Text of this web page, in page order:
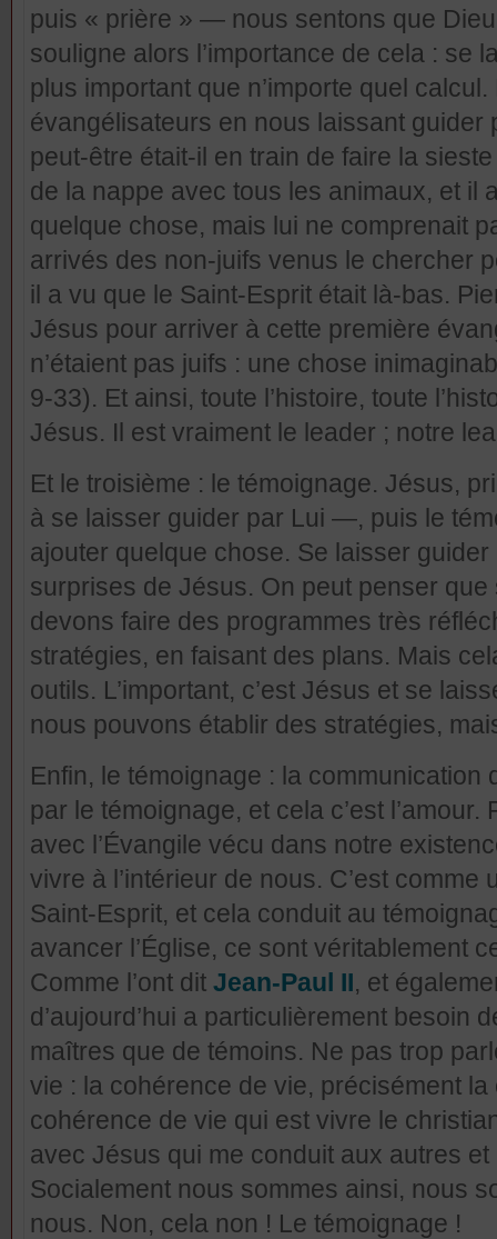
puis « prière » — nous sentons que
souligne alors l’importance de cela : se
plus important que n’importe quel
évangélisateurs en nous laissant guider
peut-être était-il en train de faire la
de la nappe avec tous les animaux, et il
quelque chose, mais lui ne comprenait
arrivés des non-juifs venus le chercher
il a vu que le Saint-Esprit était là-bas.
Jésus pour arriver à cette première
n’étaient pas juifs : une chose
9-33). Et ainsi, toute l’histoire, toute
Jésus. Il est vraiment le leader ; notre
Et le troisième : le témoignage. Jésus,
à se laisser guider par Lui —, puis le
ajouter quelque chose. Se laisser
surprises de Jésus. On peut penser que
devons faire des programmes très
stratégies, en faisant des plans. Mais
outils. L’important, c’est Jésus et se
nous pouvons établir des stratégies,
Enfin, le témoignage : la communication
par le témoignage, et cela c’est
avec l’Évangile vécu dans notre
vivre à l’intérieur de nous. C’est
Saint-Esprit, et cela conduit au
avancer l’Église, ce sont véritablement
Comme l’ont dit Jean-Paul II, et
d’aujourd’hui a particulièrement besoin
maîtres que de témoins. Ne pas trop
vie : la cohérence de vie, précisément
cohérence de vie qui est vivre le
avec Jésus qui me conduit aux autres
Socialement nous sommes ainsi, nous
nous. Non, cela non ! Le témoignage !